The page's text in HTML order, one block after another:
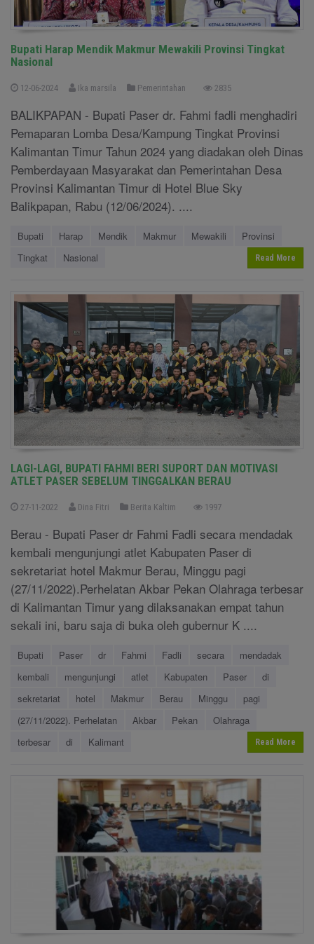
Bupati Harap Mendik Makmur Mewakili Provinsi Tingkat
Nasional
12-06-2024 Ika marsila Pemerintahan 2835
BALIKPAPAN - Bupati Paser dr. Fahmi fadli menghadiri
Pemaparan Lomba Desa/Kampung Tingkat Provinsi
Kalimantan Timur Tahun 2024 yang diadakan oleh Dinas
Pemberdayaan Masyarakat dan Pemerintahan Desa
Provinsi Kalimantan Timur di Hotel Blue Sky
Balikpapan, Rabu (12/06/2024). ....
Bupati Harap Mendik Makmur Mewakili
Provinsi
Tingkat
Nasional Read More
LAGI-LAGI, BUPATI FAHMI BERI SUPORT DAN MOTIVASI
ATLET PASER SEBELUM TINGGALKAN BERAU
27-11-2022 Dina Fitri Berita Kaltim 1997
Berau - Bupati Paser dr Fahmi Fadli secara mendadak
kembali mengunjungi atlet Kabupaten Paser di
sekretariat hotel Makmur Berau, Minggu pagi
(27/11/2022).Perhelatan Akbar Pekan Olahraga terbesar
di Kalimantan Timur yang dilaksanakan empat tahun
sekali ini, baru saja di buka oleh gubernur K ....
Bupati Paser dr Fahmi Fadli secara
mendadak
kembali
mengunjungi atlet Kabupaten Paser
di
sekretariat
hotel Makmur Berau Minggu
pagi
(27/11/2022). Perhelatan
Akbar Pekan
Olahraga
terbesar
di Kalimant Read More